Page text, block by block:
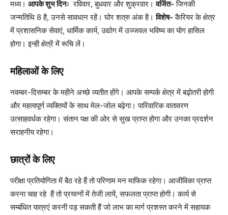
मध्य। आपके शुभ दिनः रविवार, बुधवार और शुक्रवार।वर्जित- जिनकी
जन्मतिथि 8 है, उनसे सावधान रहें। घोर शत्रु अंक है।विशेष- कैरियर के क्षेत्र
में प्रशासनिक सेवाएं, धार्मिक कार्य, उद्योग में उज्जवल भविष्य का योग हासिल
होगा। इन्ही क्षेत्रें में रूचि लें।
महिलाओं के लिए
नवम्बर-दिसम्बर के महीने अच्छे व्यतीत होंगे। आपके सम्पर्क क्षेत्र में बढ़ोतरी होगी
और महत्वपूर्ण व्यक्तियों के साथ मेल-जोल बढ़ेगा। पारिवारिक वातावरण
उत्साहवर्धक रहेगा। संतान पक्ष की ओर से सुख प्राप्त होगा और उनका प्रदर्शन
सराहनीय रहेगा।
छात्रों के लिए
परीक्षा प्रतियोगिता में बैठ रहे हैं तो परिणाम मन माफिक रहेगा। आजीविका प्राप्त
करना चाह रहे हैं तो प्रयत्नों में तेजी लायें, सफलता प्राप्त होगी। कार्य से
सम्बंधित यात्रएं करनी पड़ सकती हैं जो लाभ का मार्ग प्रशस्त करने में सहायक